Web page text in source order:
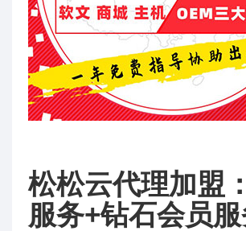
松松云代理加盟
服务+钻石会员